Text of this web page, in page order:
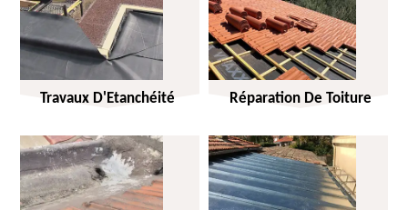
Travaux D'Etanchéité Réparation De Toiture